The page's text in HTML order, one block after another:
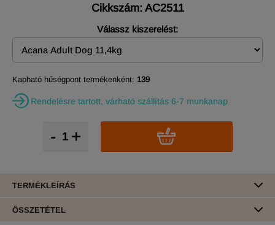
Cikkszám: AC2511
Válassz kiszerelést:
Kapható hűségpont termékenként: 139
Rendelésre tartott, várható szállítás 6-7 munkanap
+
-
TERMÉKLEÍRÁS
ÖSSZETÉTEL